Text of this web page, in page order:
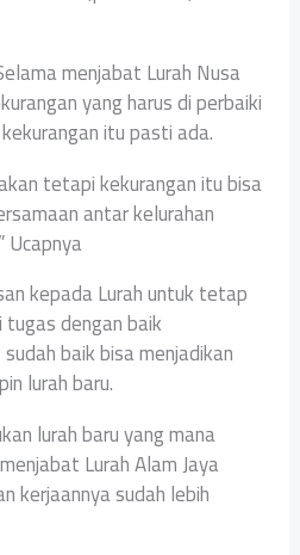
menjabat Lurah Nusa
yang harus di perbaiki
itu pasti ada.
tetapi kekurangan itu bisa
antar kelurahan
Ucapnya
kepada Lurah untuk tetap
dengan baik
baik bisa menjadikan
lurah baru.
lurah baru yang mana
Lurah Alam Jaya
kerjaannya sudah lebih